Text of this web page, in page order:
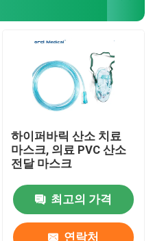
하이퍼바릭 산소 치료
마스크, 의료 PVC 산소
전달 마스크
최고의 가격
연락처